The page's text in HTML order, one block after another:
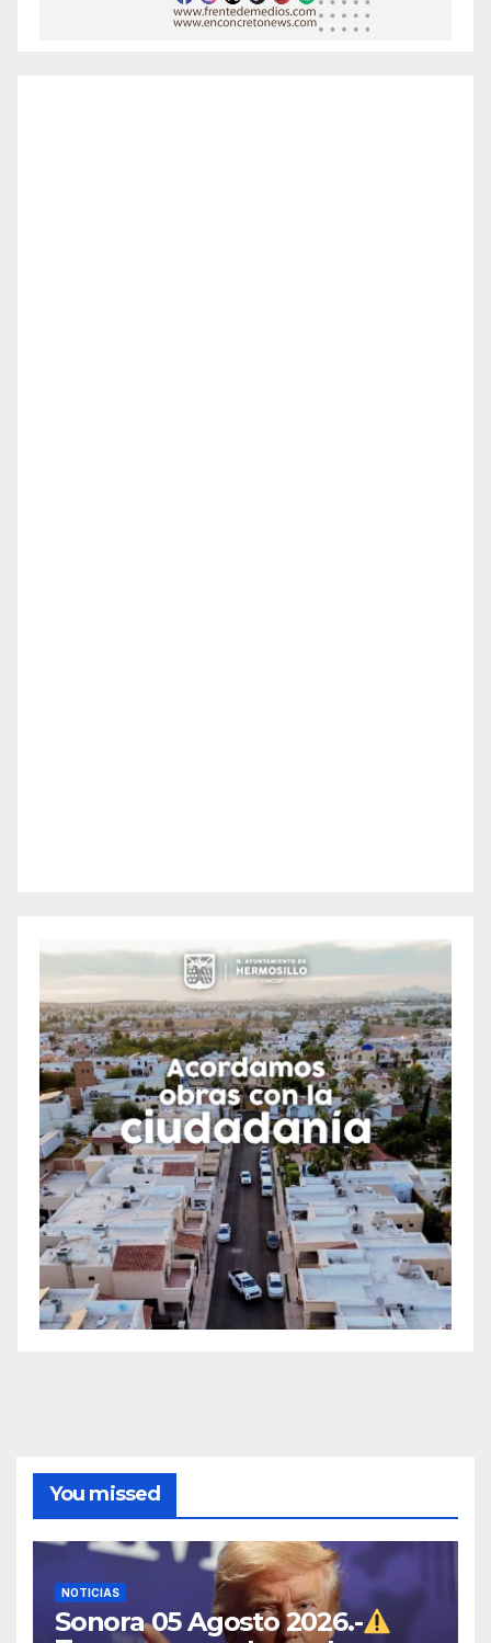
You missed
NOTICIAS
Sonora 05 Agosto 2026.-